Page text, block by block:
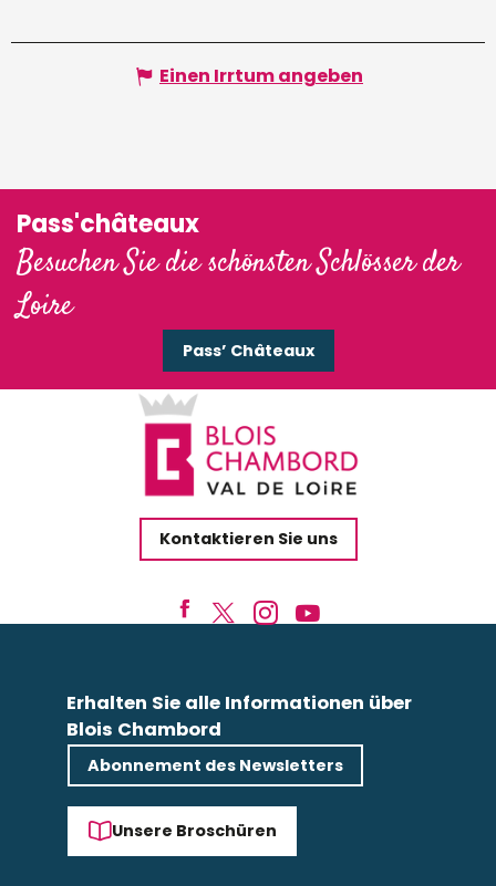
Einen Irrtum angeben
Pass'châteaux
Besuchen Sie die schönsten Schlösser der
Loire
Pass’ Châteaux
Kontaktieren Sie uns
Erhalten Sie alle Informationen über
Blois Chambord
Abonnement des Newsletters
Unsere Broschüren